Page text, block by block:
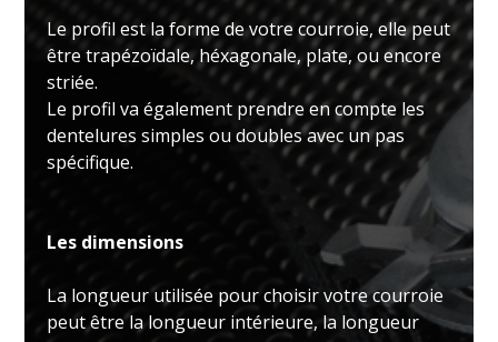
Le profil est la forme de votre courroie, elle peut
être trapézoïdale, héxagonale, plate, ou encore
striée.
Le profil va également prendre en compte les
dentelures simples ou doubles avec un pas
spécifique.
Les dimensions
La longueur utilisée pour choisir votre courroie
peut être la longueur intérieure, la longueur